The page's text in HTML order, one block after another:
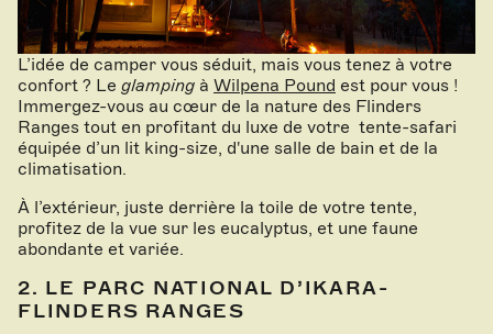
L’idée de camper vous séduit, mais vous tenez à votre
confort ? Le glamping à Wilpena Pound est pour vous !
Immergez-vous au cœur de la nature des Flinders
Ranges tout en profitant du luxe de votre tente-safari
équipée d’un lit king-size, d'une salle de bain et de la
climatisation.
À l’extérieur, juste derrière la toile de votre tente,
profitez de la vue sur les eucalyptus, et une faune
abondante et variée.
2. LE PARC NATIONAL D’IKARA-
FLINDERS RANGES